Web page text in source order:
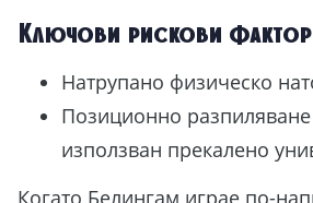
Ключови рискови
Натрупано физическо
Позиционно
използван прекалено
Когато Белингам играе по-